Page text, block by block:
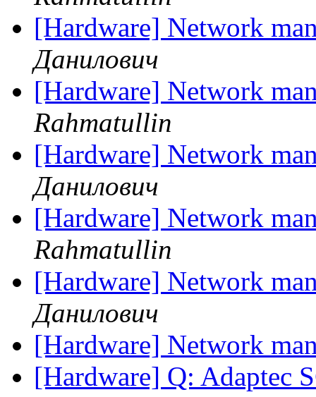
[Hardware] Network
Данилович
[Hardware] Network
Rahmatullin
[Hardware] Network
Данилович
[Hardware] Network
Rahmatullin
[Hardware] Network
Данилович
[Hardware] Network
[Hardware] Q: Adaptec